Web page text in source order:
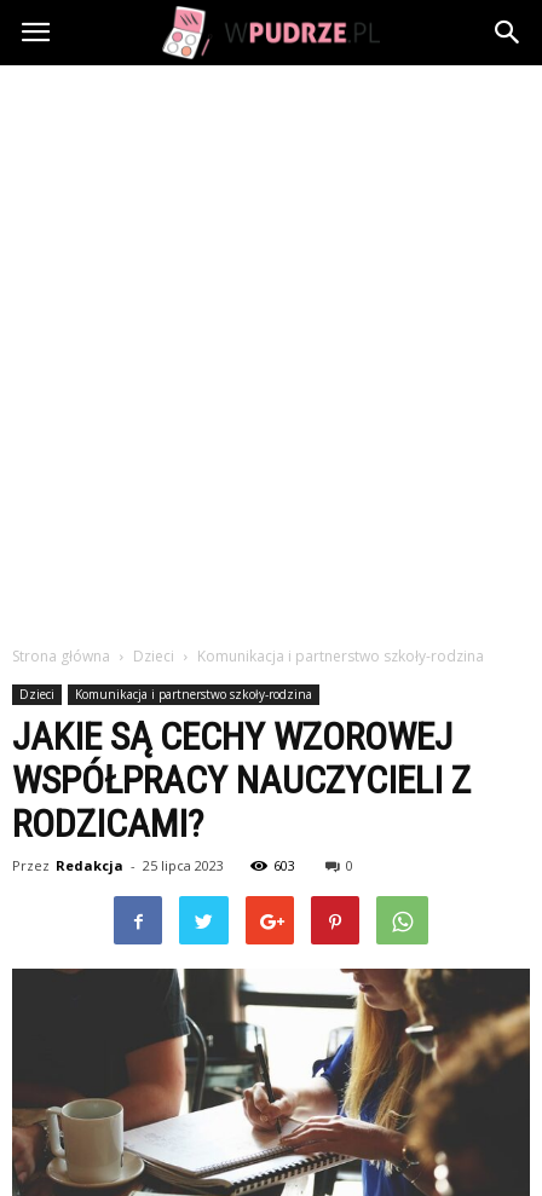
wPudrze.pl
Strona główna Dzieci Komunikacja i partnerstwo szkoły-rodzina
Dzieci Komunikacja i partnerstwo szkoły-rodzina
JAKIE SĄ CECHY WZOROWEJ
WSPÓŁPRACY NAUCZYCIELI Z
RODZICAMI?
Przez Redakcja - 25 lipca 2023 603 0